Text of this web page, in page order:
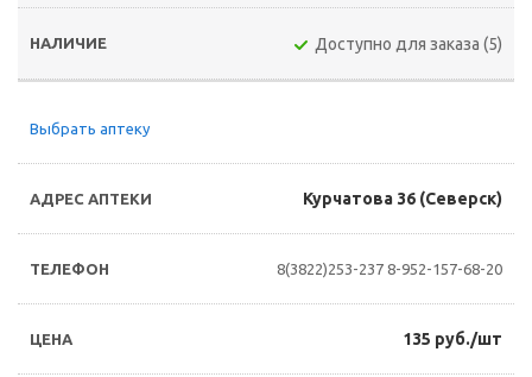
Доступно для заказа (5)
Выбрать аптеку
Курчатова 36 (Северск)
8(3822)253-237 8-952-157-68-20
135 руб./шт